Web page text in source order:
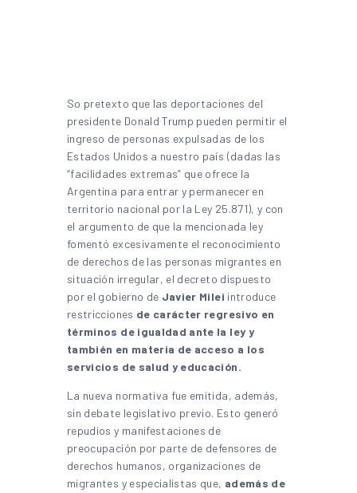
So pretexto que las deportaciones del
presidente Donald Trump pueden permitir el
ingreso de personas expulsadas de los
Estados Unidos a nuestro país (dadas las
“facilidades extremas” que ofrece la
Argentina para entrar y permanecer en
territorio nacional por la Ley 25.871), y con
el argumento de que la mencionada ley
fomentó excesivamente el reconocimiento
de derechos de las personas migrantes en
situación irregular, el decreto dispuesto
por el gobierno de Javier Milei introduce
restricciones de carácter regresivo en
términos de igualdad ante la ley y
también en materia de acceso a los
servicios de salud y educación.
La nueva normativa fue emitida, además,
sin debate legislativo previo. Esto generó
repudios y manifestaciones de
preocupación por parte de defensores de
derechos humanos, organizaciones de
migrantes y especialistas que, además de